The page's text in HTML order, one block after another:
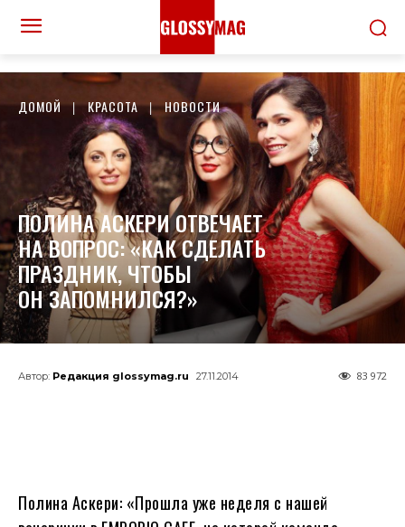
ДОМОЙ КРАСОТА НОВОСТИ
ПОЛИНА АСКЕРИ ОТВЕЧАЕТ
НА ВОПРОС: «КАК СДЕЛАТЬ
ПРАЗДНИК, ЧТОБЫ
ОН ЗАПОМНИЛСЯ?»
Автор: Редакция glossymag.ru 27.11.2014 83 972
Полина Аскери: «Прошла уже неделя с нашей